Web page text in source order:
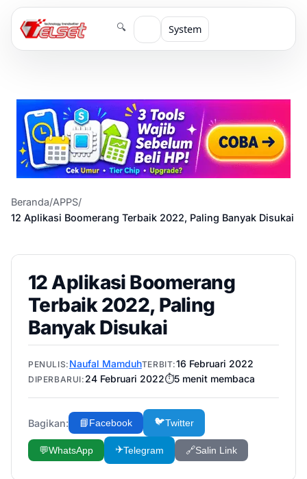
🔍 System
Beranda/APPS/
12 Aplikasi Boomerang Terbaik 2022, Paling Banyak Disukai
12 Aplikasi Boomerang
Terbaik 2022, Paling
Banyak Disukai
PENULIS: Naufal MamduhTERBIT:16 Februari 2022
DIPERBARUI: 24 Februari 2022⏱️5menit membaca
Bagikan: 📘Facebook 🐦Twitter
💬WhatsApp ✈️Telegram 🔗Salin Link